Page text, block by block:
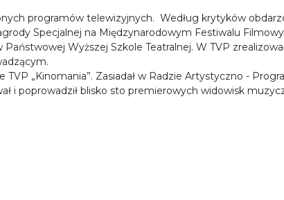
programów telewizyjnych. Według krytyków
Specjalnej na Międzynarodowym Festiwalu
Państwowej Wyższej Szkole Teatralnej. W TVP
TVP „Kinomania”. Zasiadał w Radzie Artystyczno -
i poprowadził blisko sto premierowych widowisk